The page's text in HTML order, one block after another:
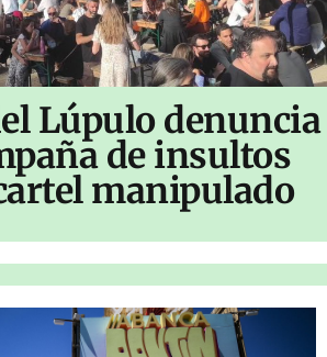
Lúpulo denuncia
de insultos
manipulado